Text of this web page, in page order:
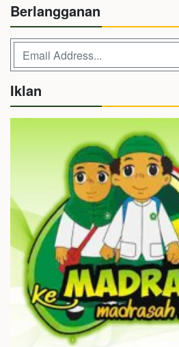
Berlangganan
Iklan